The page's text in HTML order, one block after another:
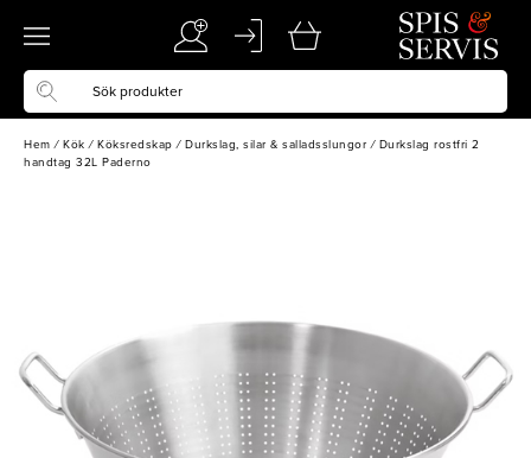
Hem / Kök / Köksredskap / Durkslag, silar & salladsslungor / Durkslag rostfri 2
handtag 32L Paderno